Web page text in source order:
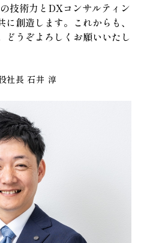
技術力とDXコンサルティン
創造します。これからも、
どうぞよろしくお願いいたし
社長 石井 淳